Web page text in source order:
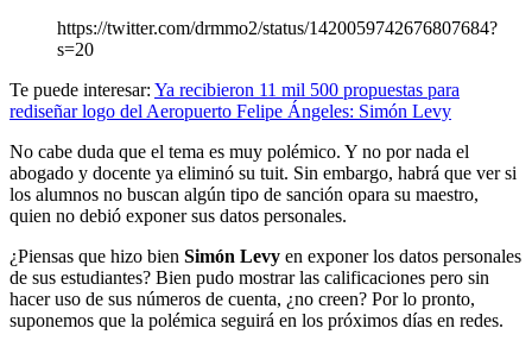
https://twitter.com/drmmo2/status/1420059742676807684?
s=20
Te puede interesar: Ya recibieron 11 mil 500 propuestas para
rediseñar logo del Aeropuerto Felipe Ángeles: Simón Levy
No cabe duda que el tema es muy polémico. Y no por nada el
abogado y docente ya eliminó su tuit. Sin embargo, habrá que ver si
los alumnos no buscan algún tipo de sanción opara su maestro,
quien no debió exponer sus datos personales.
¿Piensas que hizo bien Simón Levy en exponer los datos personales
de sus estudiantes? Bien pudo mostrar las calificaciones pero sin
hacer uso de sus números de cuenta, ¿no creen? Por lo pronto,
suponemos que la polémica seguirá en los próximos días en redes.